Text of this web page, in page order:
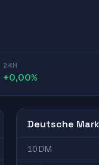
24H
+0,00%
Deutsche
10 DM